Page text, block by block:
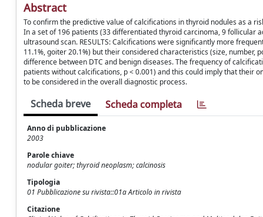
Abstract
To confirm the predictive value of calcifications in thyroid nodules as a
In a set of 196 patients (33 differentiated thyroid carcinoma, 9 follicular
ultrasound scan. RESULTS: Calcifications were significantly more
11.1%, goiter 20.1%) but their considered characteristics (size,
difference between DTC and benign diseases. The frequency of
patients without calcifications, p < 0.001) and this could imply that their
to be considered in the overall diagnostic process.
Scheda breve Scheda completa
Anno di pubblicazione
2003
Parole chiave
nodular goiter; thyroid neoplasm; calcinosis
Tipologia
01 Pubblicazione su rivista::01a Articolo in rivista
Citazione